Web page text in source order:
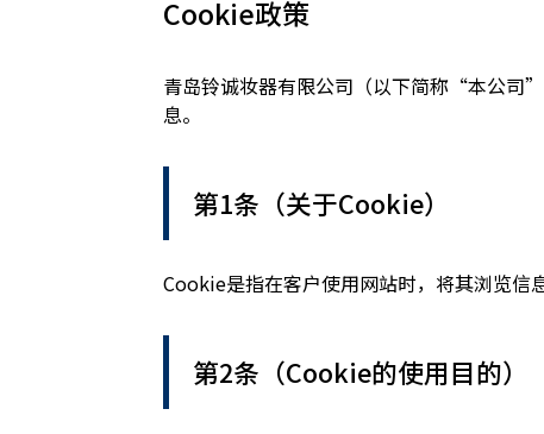
Cookie政策
青岛铃诚妆器有限公司（以下简称“本公司
息。
第1条（关于Cookie）
Cookie是指在客户使用网站时，将其浏览信
第2条（Cookie的使用目的）